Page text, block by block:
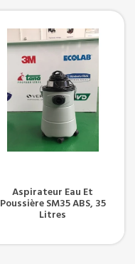
Aspirateur Eau Et
Poussière SM35 ABS, 35
Litres